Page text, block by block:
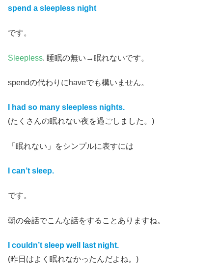
spend a sleepless night
です。
Sleepless. 睡眠の無い→眠れないです。
spendの代わりにhaveでも構いません。
I had so many sleepless nights.
(たくさんの眠れない夜を過ごしました。)
「眠れない」をシンプルに表すには
I can’t sleep.
です。
朝の会話でこんな話をすることありますね。
I couldn’t sleep well last night.
(昨日はよく眠れなかったんだよね。)